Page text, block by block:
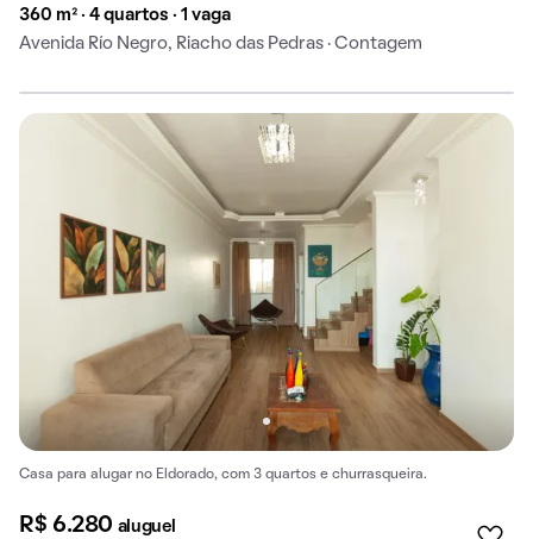
360 m² · 4 quartos · 1 vaga
Avenida Río Negro, Riacho das Pedras · Contagem
Casa para alugar no Eldorado, com 3 quartos e churrasqueira.
R$ 6.280 aluguel